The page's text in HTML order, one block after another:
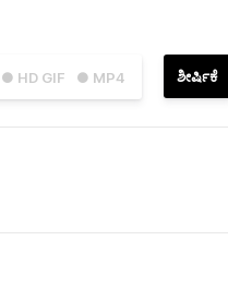
● HD GIF ● MP4 ಶೀರ್ಷಿಕೆ